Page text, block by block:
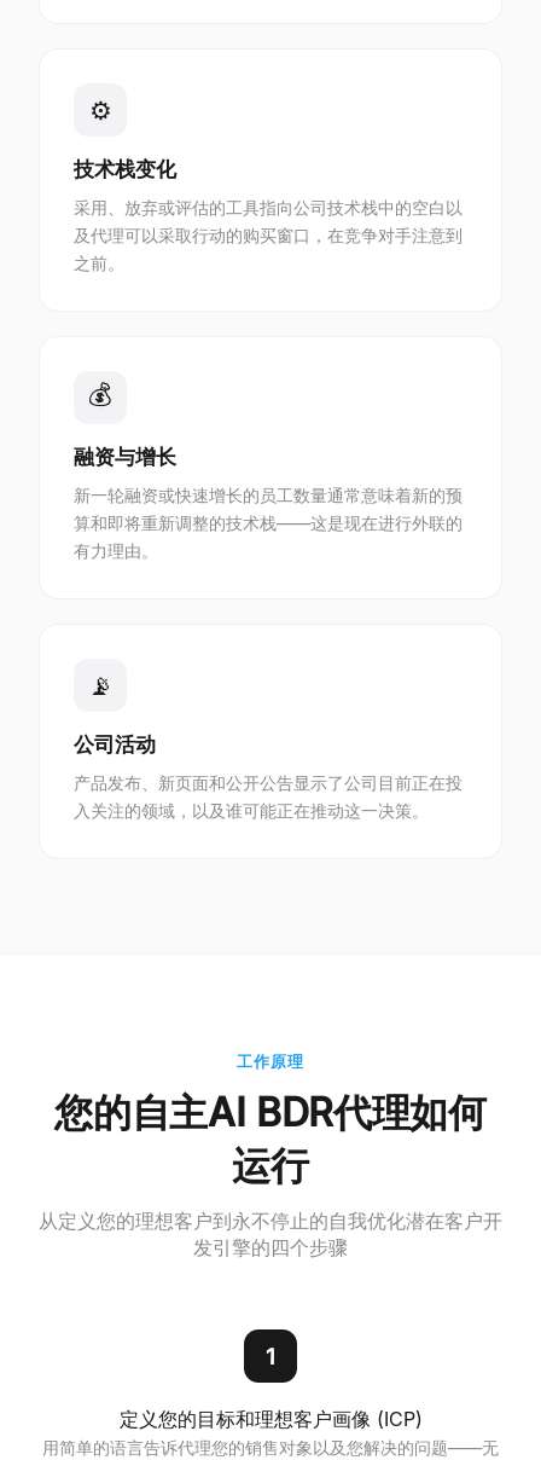
⚙
技术栈变化
采用、放弃或评估的工具指向公司技术栈中的空白以
及代理可以采取行动的购买窗口，在竞争对手注意到
之前。
💰
融资与增长
新一轮融资或快速增长的员工数量通常意味着新的预
算和即将重新调整的技术栈——这是现在进行外联的
有力理由。
📡
公司活动
产品发布、新页面和公开公告显示了公司目前正在投
入关注的领域，以及谁可能正在推动这一决策。
工作原理
您的自主AI BDR代理如何
运行
从定义您的理想客户到永不停止的自我优化潜在客户开
发引擎的四个步骤
1
定义您的目标和理想客户画像 (ICP)
用简单的语言告诉代理您的销售对象以及您解决的问题——无